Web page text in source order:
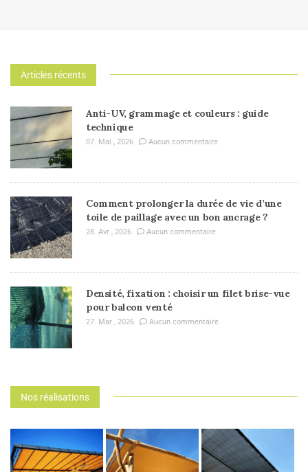
Articles récents
Anti-UV, grammage et couleurs : guide
technique
07. Mai , 2026 Aucun commentaire
Comment prolonger la durée de vie d’une
toile de paillage avec un bon ancrage ?
28. Avr , 2026 Aucun commentaire
Densité, fixation : choisir un filet brise-vue
pour balcon venté
27. Mar , 2026 Aucun commentaire
Nos réalisations